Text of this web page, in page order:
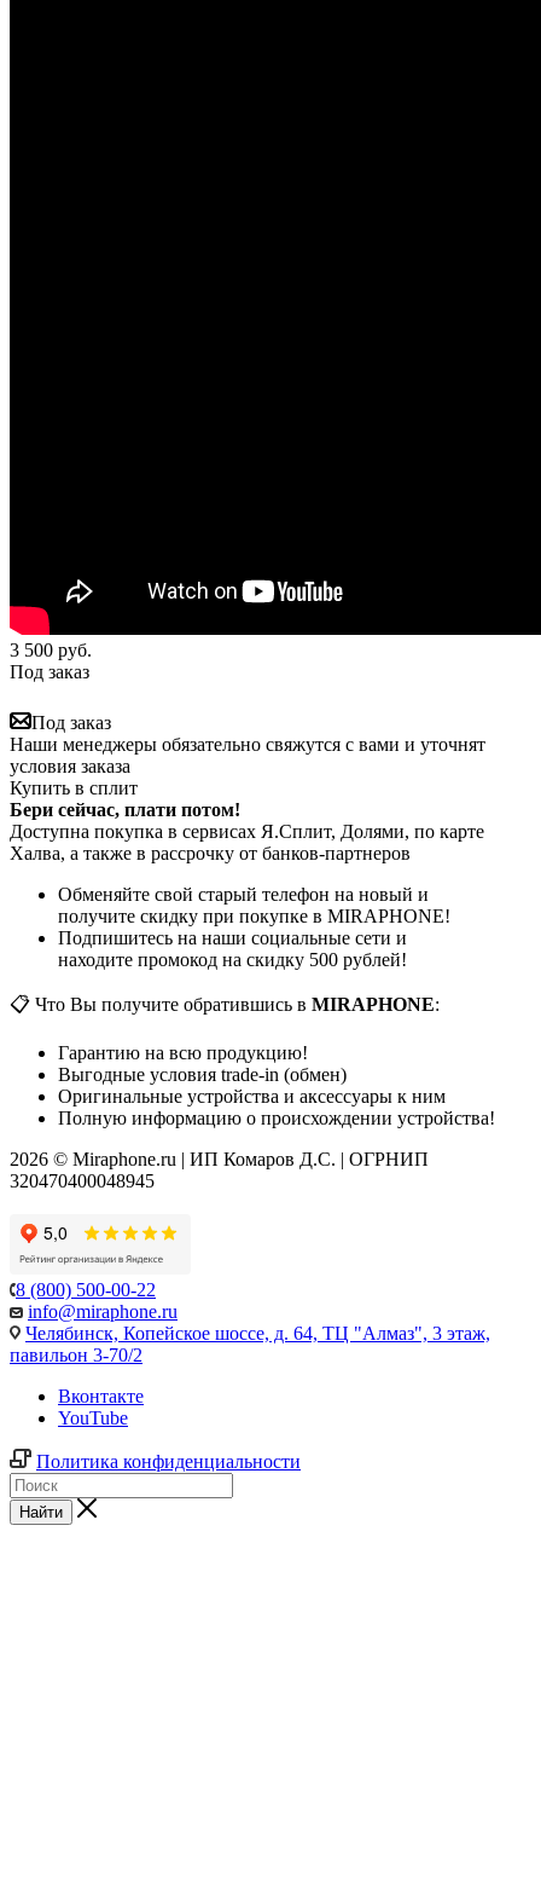
3 500 руб.
Под заказ
Под заказ
Наши менеджеры обязательно свяжутся с вами и уточнят
условия заказа
Купить в сплит
Бери сейчас, плати потом!
Доступна покупка в сервисах Я.Сплит, Долями, по карте
Халва, а также в рассрочку от банков-партнеров
Обменяйте свой старый телефон на новый и
получите скидку при покупке в MIRAPHONE!
Подпишитесь на наши социальные сети и
находите промокод на скидку 500 рублей!
📋 Что Вы получите обратившись в MIRAPHONE:
Гарантию на всю продукцию!
Выгодные условия trade-in (обмен)
Оригинальные устройства и аксессуары к ним
Полную информацию о происхождении устройства!
2026 © Miraphone.ru | ИП Комаров Д.С. | ОГРНИП
320470400048945
8 (800) 500-00-22
info@miraphone.ru
Челябинск, Копейское шоссе, д. 64, ТЦ "Алмаз", 3 этаж,
павильон 3-70/2
Вконтакте
YouTube
Политика конфиденциальности
Найти